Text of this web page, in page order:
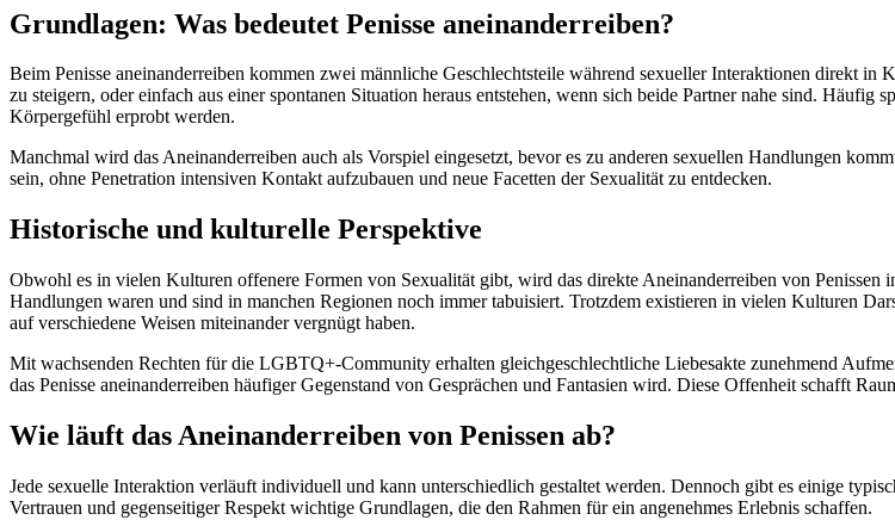
Grundlagen: Was bedeutet Penisse aneinanderreiben?
Beim Penisse aneinanderreiben kommen zwei männliche Geschlechtsteile während sexueller Interaktionen direkt
zu steigern, oder einfach aus einer spontanen Situation heraus entstehen, wenn sich beide Partner nahe sind.
Körpergefühl erprobt werden.
Manchmal wird das Aneinanderreiben auch als Vorspiel eingesetzt, bevor es zu anderen sexuellen Handlungen
sein, ohne Penetration intensiven Kontakt aufzubauen und neue Facetten der Sexualität zu entdecken.
Historische und kulturelle Perspektive
Obwohl es in vielen Kulturen offenere Formen von Sexualität gibt, wird das direkte Aneinanderreiben von Penissen
Handlungen waren und sind in manchen Regionen noch immer tabuisiert. Trotzdem existieren in vielen Kulturen
auf verschiedene Weisen miteinander vergnügt haben.
Mit wachsenden Rechten für die LGBTQ+-Community erhalten gleichgeschlechtliche Liebesakte zunehmend
das Penisse aneinanderreiben häufiger Gegenstand von Gesprächen und Fantasien wird. Diese Offenheit schafft
Wie läuft das Aneinanderreiben von Penissen ab?
Jede sexuelle Interaktion verläuft individuell und kann unterschiedlich gestaltet werden. Dennoch gibt es einige
Vertrauen und gegenseitiger Respekt wichtige Grundlagen, die den Rahmen für ein angenehmes Erlebnis schaffen.